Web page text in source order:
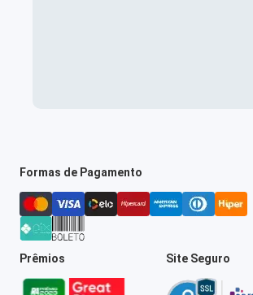
Formas de Pagamento
Prêmios Site Seguro